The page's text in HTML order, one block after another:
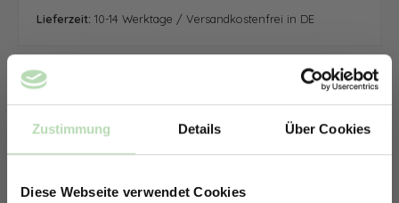
Zustimmung Details Über Cookies
Diese Webseite verwendet Cookies
Lieferzeit: 10-14 Werktage / Versandkostenfrei in DE